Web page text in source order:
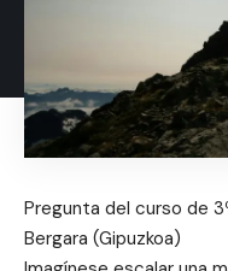
Pregunta del curso de
Bergara (Gipuzkoa)